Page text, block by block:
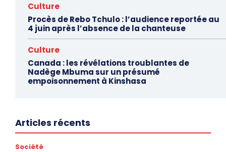
Culture
Procès de Rebo Tchulo : l’audience reportée au
4 juin après l’absence de la chanteuse
Culture
Canada : les révélations troublantes de
Nadège Mbuma sur un présumé
empoisonnement à Kinshasa
Articles récents
Société